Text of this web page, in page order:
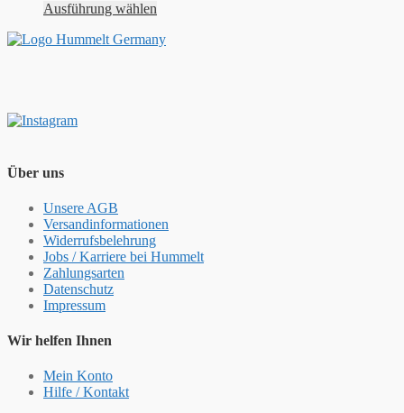
Ausführung wählen
Über uns
Unsere AGB
Versandinformationen
Widerrufsbelehrung
Jobs / Karriere bei Hummelt
Zahlungsarten
Datenschutz
Impressum
Wir helfen Ihnen
Mein Konto
Hilfe / Kontakt